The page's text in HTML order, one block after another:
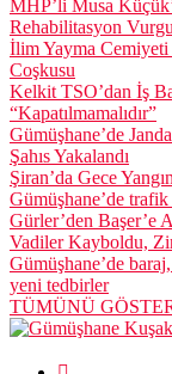
MHP’li Musa
Rehabilitasyon
İlim Yayma Cemiyeti
Coşkusu
Kelkit TSO’dan İş
“Kapatılmamalıdır”
Gümüşhane’de
Şahıs Yakalandı
Şiran’da Gece
Gümüşhane’de trafik
Gürler’den Başer’e
Vadiler Kayboldu,
Gümüşhane’de
yeni tedbirler
TÜMÜNÜ